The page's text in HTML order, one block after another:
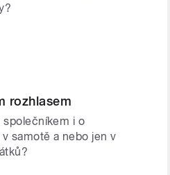
rozhlasem
společníkem i o
samotě a nebo jen v